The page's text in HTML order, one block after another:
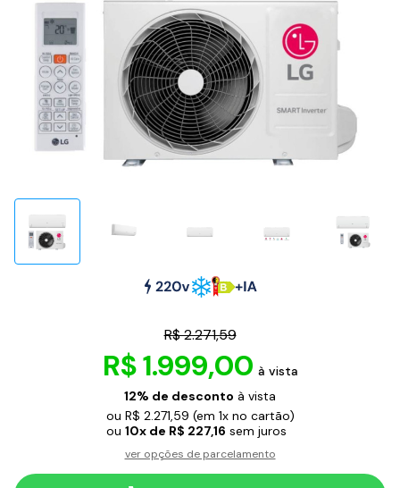
R$ 2.271,59
R$ 1.999,00 à vista
12% de desconto à vista
ou R$ 2.271,59 (em 1x no cartão)
ou 10x de R$ 227,16 sem juros
ver opções de parcelamento